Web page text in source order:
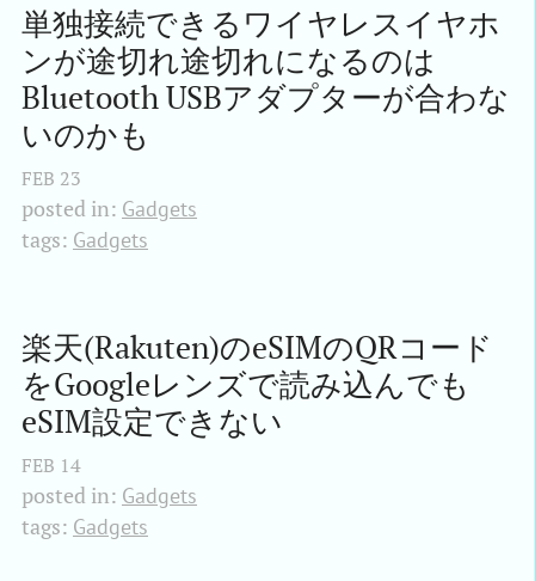
単独接続できるワイヤレスイヤホ
ンが途切れ途切れになるのは
Bluetooth USBアダプターが合わな
いのかも
FEB 23
posted in: Gadgets
tags: Gadgets
楽天(Rakuten)のeSIMのQRコード
をGoogleレンズで読み込んでも
eSIM設定できない
FEB 14
posted in: Gadgets
tags: Gadgets